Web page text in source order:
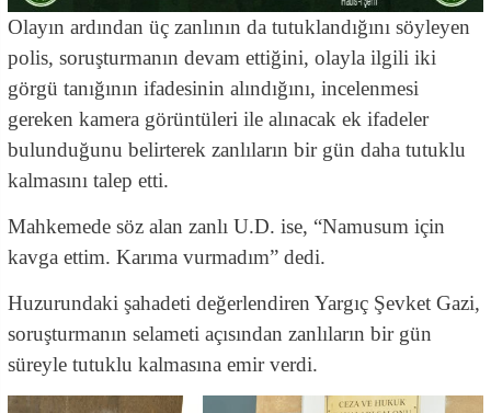
Olayın ardından üç zanlının da tutuklandığını söyleyen
polis, soruşturmanın devam ettiğini, olayla ilgili iki
görgü tanığının ifadesinin alındığını, incelenmesi
gereken kamera görüntüleri ile alınacak ek ifadeler
bulunduğunu belirterek zanlıların bir gün daha tutuklu
kalmasını talep etti.
Mahkemede söz alan zanlı U.D. ise, “Namusum için
kavga ettim. Karıma vurmadım” dedi.
Huzurundaki şahadeti değerlendiren Yargıç Şevket Gazi,
soruşturmanın selameti açısından zanlıların bir gün
süreyle tutuklu kalmasına emir verdi.